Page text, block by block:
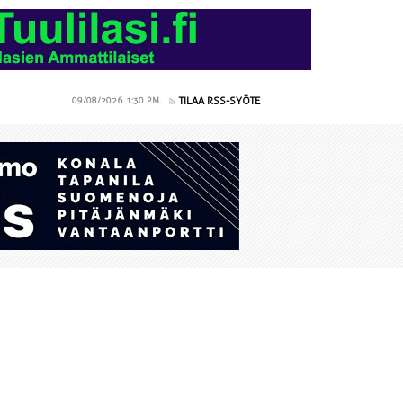
09/08/2026 1:30 P.M. TILAA RSS-SYÖTE